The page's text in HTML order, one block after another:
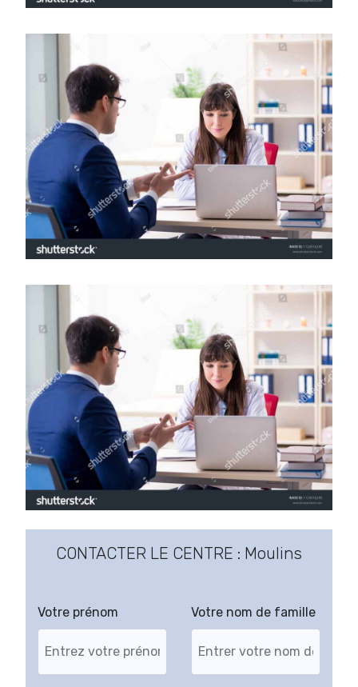
CONTACTER LE CENTRE : Moulins
Votre prénom Votre nom de famille